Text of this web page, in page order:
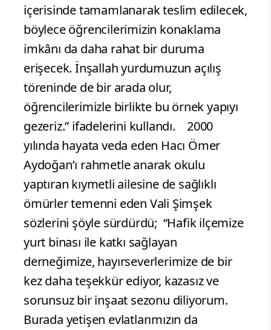
içerisinde tamamlanarak teslim edilecek,
böylece öğrencilerimizin konaklama
imkânı da daha rahat bir duruma
erişecek. İnşallah yurdumuzun açılış
töreninde de bir arada olur,
öğrencilerimizle birlikte bu örnek yapıyı
gezeriz.” ifadelerini kullandı.
2000
yılında hayata veda eden Hacı Ömer
Aydoğan’ı rahmetle anarak okulu
yaptıran kıymetli ailesine de sağlıklı
ömürler temenni eden Vali Şimşek
sözlerini şöyle sürdürdü; “Hafik ilçemize
yurt binası ile katkı sağlayan
derneğimize, hayırseverlerimize de bir
kez daha teşekkür ediyor, kazasız ve
sorunsuz bir inşaat sezonu diliyorum.
Burada yetişen evlatlarımızın da